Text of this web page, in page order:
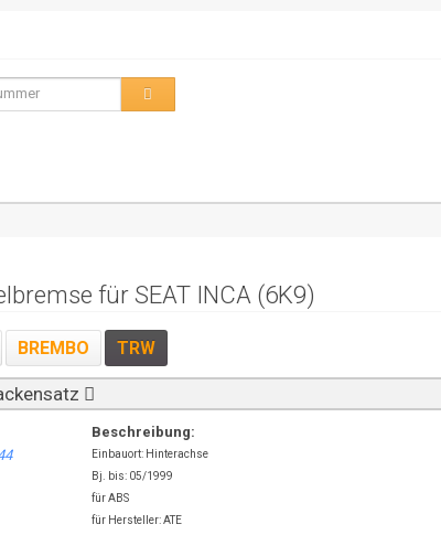
für SEAT INCA (6K9)
BREMBO TRW
Beschreibung:
Einbauort: Hinterachse
Bj. bis: 05/1999
für ABS
für Hersteller: ATE